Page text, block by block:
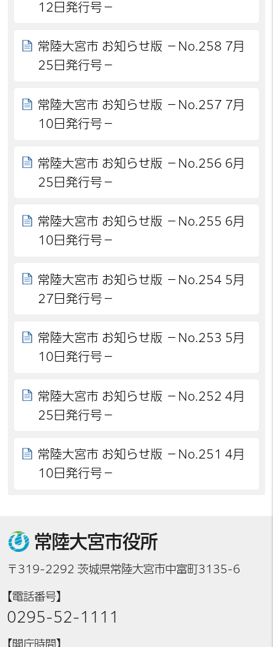
12日発行号－
常陸大宮市 お知らせ版 －No.258 7月
25日発行号－
常陸大宮市 お知らせ版 －No.257 7月
10日発行号－
常陸大宮市 お知らせ版 －No.256 6月
25日発行号－
常陸大宮市 お知らせ版 －No.255 6月
10日発行号－
常陸大宮市 お知らせ版 －No.254 5月
27日発行号－
常陸大宮市 お知らせ版 －No.253 5月
10日発行号－
常陸大宮市 お知らせ版 －No.252 4月
25日発行号－
常陸大宮市 お知らせ版 －No.251 4月
10日発行号－
常陸大宮市役所
〒319-2292 茨城県常陸大宮市中富町3135-6
【電話番号】
0295-52-1111
【開庁時間】